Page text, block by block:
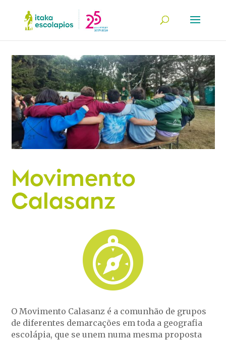
Movimento
Calasanz
O Movimento Calasanz é a comunhão de grupos
de diferentes demarcações em toda a geografia
escolápia, que se unem numa mesma proposta